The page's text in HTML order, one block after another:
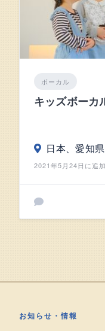
ボーカル
キッズボーカ
日本、愛知
2021年5月24日に追加
お知らせ・情報